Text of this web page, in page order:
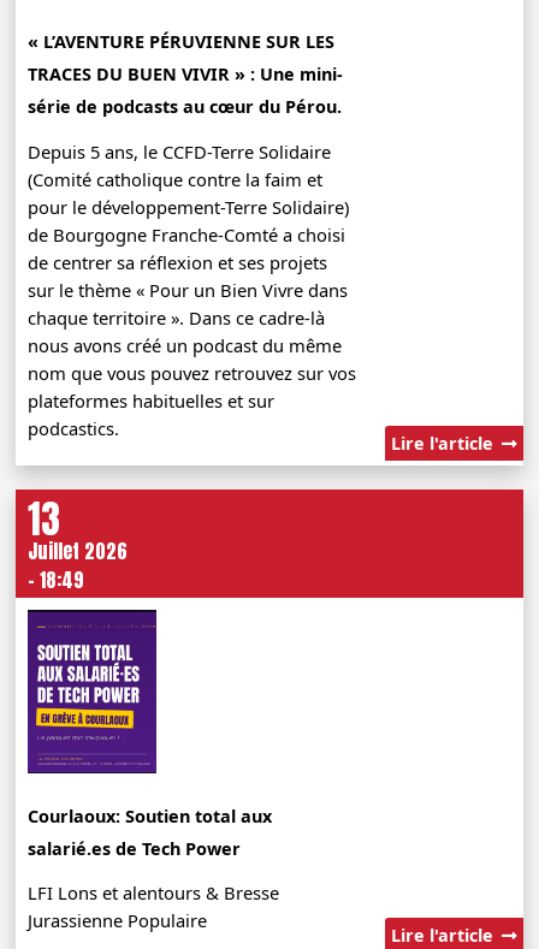
« L’AVENTURE PÉRUVIENNE SUR LES
TRACES DU BUEN VIVIR » : Une mini-
série de podcasts au cœur du Pérou.
Depuis 5 ans, le CCFD-Terre Solidaire
(Comité catholique contre la faim et
pour le développement-Terre Solidaire)
de Bourgogne Franche-Comté a choisi
de centrer sa réflexion et ses projets
sur le thème « Pour un Bien Vivre dans
chaque territoire ». Dans ce cadre-là
nous avons créé un podcast du même
nom que vous pouvez retrouvez sur vos
plateformes habituelles et sur
podcastics.
Lire l'article
13
Juillet 2026
- 18:49
Courlaoux: Soutien total aux
salarié.es de Tech Power
LFI Lons et alentours & Bresse
Jurassienne Populaire
Lire l'article